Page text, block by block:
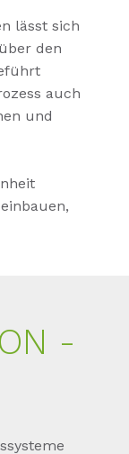
lässt sich
den
auch
und
-